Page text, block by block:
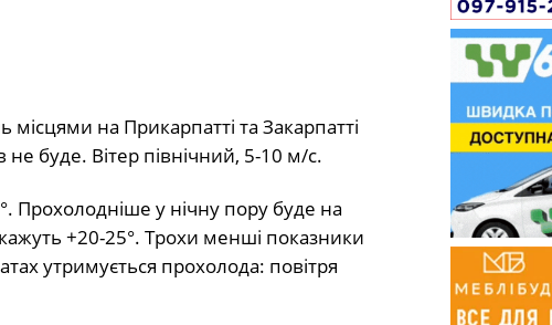
місцями на Прикарпатті та Закарпатті
не буде. Вітер північний, 5-10 м/с.
Прохолодніше у нічну пору буде на
+20-25°. Трохи менші показники
утримується прохолода: повітря